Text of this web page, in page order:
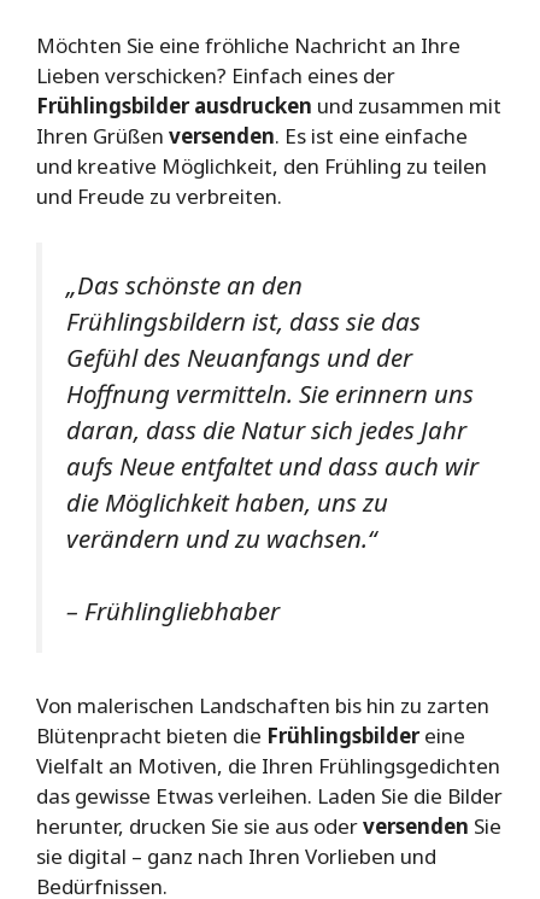
Möchten Sie eine fröhliche Nachricht an Ihre
Lieben verschicken? Einfach eines der
Frühlingsbilder ausdrucken und zusammen mit
Ihren Grüßen versenden. Es ist eine einfache
und kreative Möglichkeit, den Frühling zu teilen
und Freude zu verbreiten.
„Das schönste an den
Frühlingsbildern ist, dass sie das
Gefühl des Neuanfangs und der
Hoffnung vermitteln. Sie erinnern uns
daran, dass die Natur sich jedes Jahr
aufs Neue entfaltet und dass auch wir
die Möglichkeit haben, uns zu
verändern und zu wachsen.“
– Frühlingliebhaber
Von malerischen Landschaften bis hin zu zarten
Blütenpracht bieten die Frühlingsbildereine
Vielfalt an Motiven, die Ihren Frühlingsgedichten
das gewisse Etwas verleihen. Laden Sie die Bilder
herunter, drucken Sie sie aus oderversenden Sie
sie digital – ganz nach Ihren Vorlieben und
Bedürfnissen.